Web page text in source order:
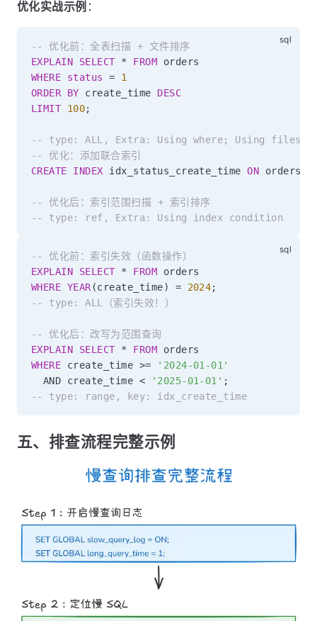
优化实战示例 ：
-- 优化前：全表扫描 + 文件排序
EXPLAIN
SELECT * FROM
WHERE
status =
1
ORDER
BY create_time DESC
LIMIT
100;
-- type: ALL, Extra: Using where; Using
-- 优化：添加联合索引
CREATE
INDEX idx_status_create_time ON orders
-- 优化后：索引范围扫描 + 索引排序
-- type: ref, Extra: Using index condition
-- 优化前：索引失效（函数操作）
EXPLAIN
SELECT * FROM
WHERE YEAR (create_time) = 2024;
-- type: ALL（索引失效！）
-- 优化后：改写为范围查询
EXPLAIN
SELECT * FROM
WHERE create_time >=
'2024-01-01'
AND create_time < '2025-01-01' ;
-- type: range, key: idx_create_time
五、排查流程完整示例